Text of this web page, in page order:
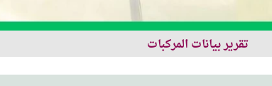
تقرير بيانات المركبات